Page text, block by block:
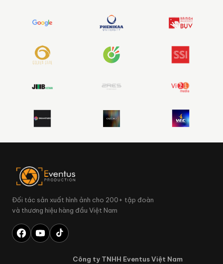
Đối tác sản xuất hình ảnh cho 200+ tập đoàn
và thương hiệu hàng đầu Việt Nam
Công ty TNHH Eventus Việt Nam